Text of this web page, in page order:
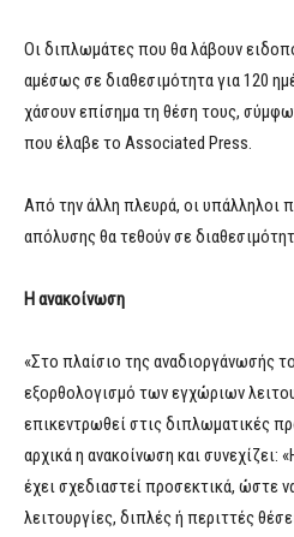
Οι διπλωμάτες που θα λάβουν
αμέσως σε διαθεσιμότητα για 120
χάσουν επίσημα τη θέση τους,
που έλαβε το Associated Press.
Από την άλλη πλευρά, οι υπάλληλοι
απόλυσης θα τεθούν σε
Η ανακοίνωση
«Στο πλαίσιο της αναδιοργάνωσής
εξορθολογισμό των εγχώριων
επικεντρωθεί στις διπλωματικές
αρχικά η ανακοίνωση και
έχει σχεδιαστεί προσεκτικά, ώστε
λειτουργίες, διπλές ή περιττές